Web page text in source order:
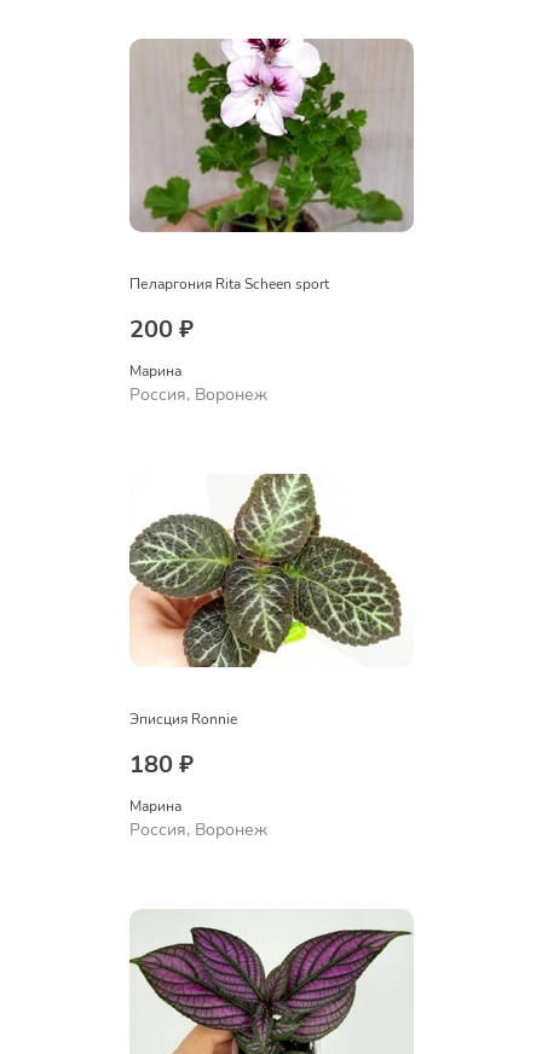
Пеларгония Rita Scheen sport
200 ₽
Марина
Россия, Воронеж
Эписция Ronnie
180 ₽
Марина
Россия, Воронеж